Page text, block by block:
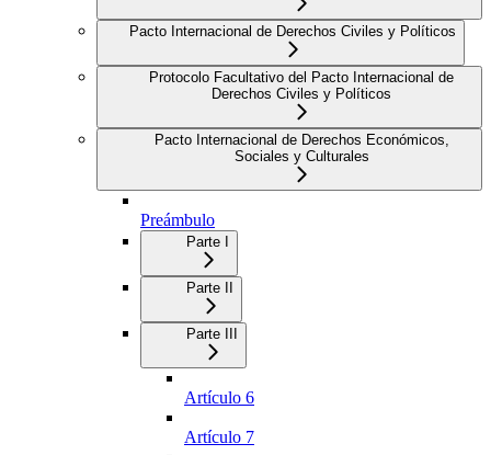
Pacto Internacional de Derechos Civiles y Políticos
Protocolo Facultativo del Pacto Internacional de
Derechos Civiles y Políticos
Pacto Internacional de Derechos Económicos,
Sociales y Culturales
Preámbulo
Parte I
Parte II
Parte III
Artículo 6
Artículo 7